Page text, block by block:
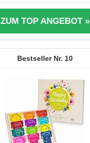
ZUM TOP ANGEBOT »
10